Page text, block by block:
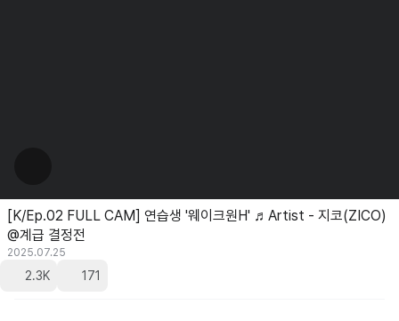
[K/Ep.02 FULL CAM] 연습생 '웨이크원H' ♬Artist - 지코(ZICO)
@계급 결정전
2025.07.25
2.3K 171